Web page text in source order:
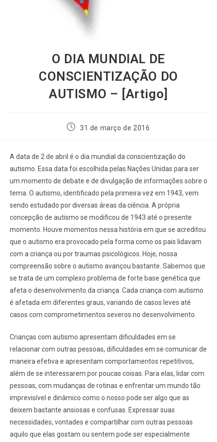
O DIA MUNDIAL DE
CONSCIENTIZAÇÃO DO
AUTISMO – [Artigo]
31 de março de 2016
A data de 2 de abril é o dia mundial da conscientização do
autismo. Essa data foi escolhida pelas Nações Unidas para ser
um momento de debate e de divulgação de informações sobre o
tema. O autismo, identificado pela primeira vez em 1943, vem
sendo estudado por diversas áreas da ciência. A própria
concepção de autismo se modificou de 1943 até o presente
momento. Houve momentos nessa história em que se acreditou
que o autismo era provocado pela forma como os pais lidavam
com a criança ou por traumas psicológicos. Hoje, nossa
compreensão sobre o autismo avançou bastante. Sabemos que
se trata de um complexo problema de forte base genética que
afeta o desenvolvimento da criança. Cada criança com autismo
é afetada em diferentes graus, variando de casos leves até
casos com comprometimentos severos no desenvolvimento.
Crianças com autismo apresentam dificuldades em se
relacionar com outras pessoas, dificuldades em se comunicar de
maneira efetiva e apresentam comportamentos repetitivos,
além de se interessarem por poucas coisas. Para elas, lidar com
pessoas, com mudanças de rotinas e enfrentar um mundo tão
imprevisível e dinâmico como o nosso pode ser algo que as
deixem bastante ansiosas e confusas. Expressar suas
necessidades, vontades e compartilhar com outras pessoas
aquilo que elas gostam ou sentem pode ser especialmente